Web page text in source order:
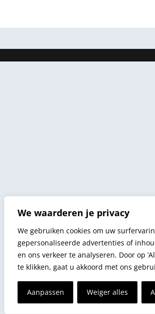
We waarderen je privacy
We gebruiken cookies om uw
gepersonaliseerde advertenties of
en ons verkeer te analyseren. Door op
te klikken, gaat u akkoord met ons
Aanpassen Weiger alles